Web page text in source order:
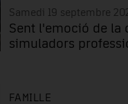
Samedi 19 septembre
Sent l'emoció de la
simuladors
FAMILLE